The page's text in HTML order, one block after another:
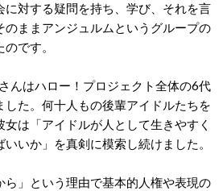
に対する疑問を持ち、学び、それを言
のままアンジュルムというグループの
です。
んはハロー！プロジェクト全体の6代
した。何十人もの後輩アイドルたちを
は「アイドルが人として生きやすく
いか」を真剣に模索し続けました。
ら」という理由で基本的人権や表現の